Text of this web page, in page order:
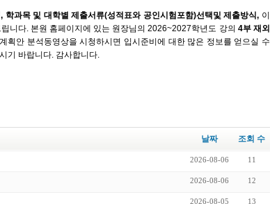
학과목 및 대학별 제출서류(성적표와 공인시험포함)선택및 제출방식, 이
니다. 본원 홈페이지에 있는 원장님의 2026~2027학년도 강의 4부 재외
획안 분석동영상을 시청하시면 입시준비에 대한 많은 정보를 얻으실 수
기 바랍니다. 감사합니다.
날짜 조회 수
2026-08-06 11
2026-08-06 12
2026-08-05 13